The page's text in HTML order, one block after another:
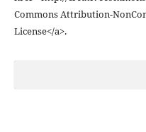
Commons Attribution-
License</a>.